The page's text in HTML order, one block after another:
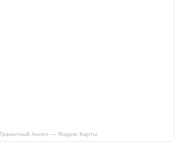
Гранитный Ангел — Яндекс Карты